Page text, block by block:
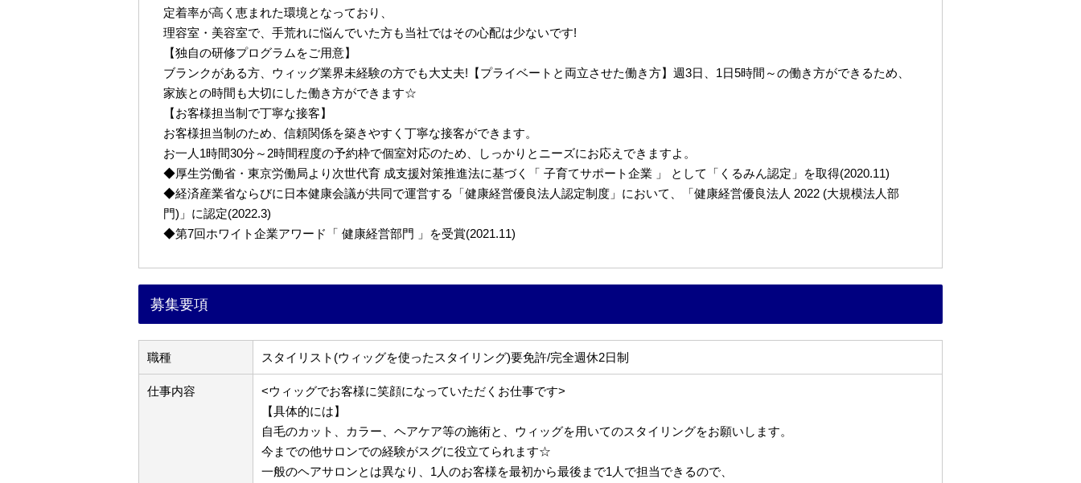
定着率が高く恵まれた環境となっており、
理容室・美容室で、手荒れに悩んでいた方も当社ではその心配は少ないです!
【独自の研修プログラムをご用意】
ブランクがある方、ウィッグ業界未経験の方でも大丈夫!【プライベートと両立させた働き方】週3日、1日5時間～の働き方ができるため、
家族との時間も大切にした働き方ができます☆
【お客様担当制で丁寧な接客】
お客様担当制のため、信頼関係を築きやすく丁寧な接客ができます。
お一人1時間30分～2時間程度の予約枠で個室対応のため、しっかりとニーズにお応えできますよ。
◆厚生労働省・東京労働局より次世代育 成支援対策推進法に基づく「 子育てサポート企業 」 として「くるみん認定」を取得(2020.11)
◆経済産業省ならびに日本健康会議が共同で運営する「健康経営優良法人認定制度」において、「健康経営優良法人 2022 (大規模法人部
門)」に認定(2022.3)
◆第7回ホワイト企業アワード「 健康経営部門 」を受賞(2021.11)
募集要項
職種 スタイリスト(ウィッグを使ったスタイリング)要免許/完全週休2日制
仕事内容
<ウィッグでお客様に笑顔になっていただくお仕事です>
【具体的には】
自毛のカット、カラー、ヘアケア等の施術と、ウィッグを用いてのスタイリングをお願いします。
今までの他サロンでの経験がスグに役立てられます☆
一般のヘアサロンとは異なり、1人のお客様を最初から最後まで1人で担当できるので、